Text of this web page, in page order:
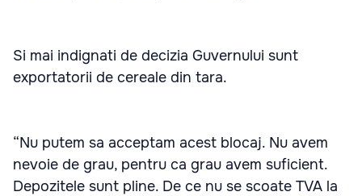
Si mai indignati de decizia Guvernului sunt
exportatorii de cereale din tara.
“Nu putem sa acceptam acest blocaj. Nu avem
nevoie de grau, pentru ca grau avem suficient.
Depozitele sunt pline. De ce nu se scoate TVA la